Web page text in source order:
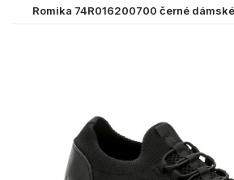
Romika 74R016200700 černé